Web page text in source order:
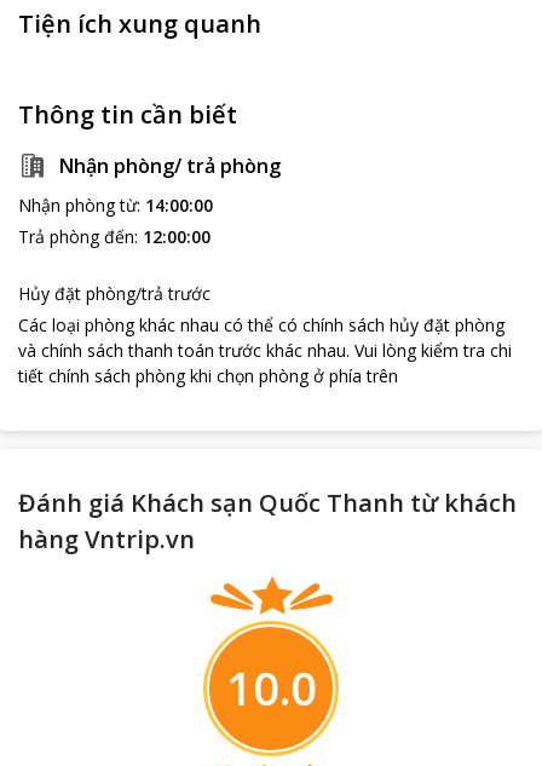
lành, hoàn toàn không khói thuốc trong tất cả các loại phòng ở.
Quý khách có thể trải nghiệm các dịch vụ cao cấp tại khách sạn
là Lựa chọn Hàng đầu khi khách đến Long Khánh, Đồng Nai.
Tiện ích xung quanh
Thông tin cần biết
Nhận phòng/ trả phòng
Nhận phòng từ: 14:00:00
Trả phòng đến: 12:00:00
Hủy đặt phòng/trả trước
Các loại phòng khác nhau có thể có chính sách hủy đặt phòng
và chính sách thanh toán trước khác nhau. Vui lòng kiểm tra chi
tiết chính sách phòng khi chọn phòng ở phía trên
Đánh giá Khách sạn Quốc Thanh từ khách
hàng Vntrip.vn
10.0